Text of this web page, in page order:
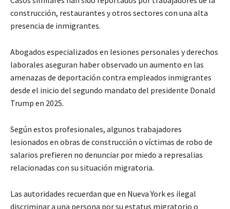
construcción, restaurantes y otros sectores con una alta
presencia de inmigrantes.
Abogados especializados en lesiones personales y derechos
laborales aseguran haber observado un aumento en las
amenazas de deportación contra empleados inmigrantes
desde el inicio del segundo mandato del presidente Donald
Trump en 2025.
Según estos profesionales, algunos trabajadores
lesionados en obras de construcción o víctimas de robo de
salarios prefieren no denunciar por miedo a represalias
relacionadas con su situación migratoria.
Las autoridades recuerdan que en Nueva York es ilegal
discriminar a una persona por su estatus migratorio o